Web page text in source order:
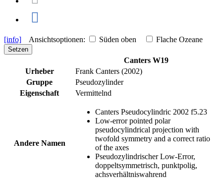
[info] Ansichtsoptionen: Süden oben Flache Ozeane
Setzen
Canters W19
Urheber
Frank Canters (2002)
Gruppe
Pseudozylinder
Eigenschaft
Vermittelnd
Andere Namen
Canters Pseudocylindric 2002 f5.23
Low-error pointed polar
pseudocylindrical projection with
twofold symmetry and a correct ratio
of the axes
Pseudozylindrischer Low-Error,
doppeltsymmetrisch, punktpolig,
achsverhältniswahrend